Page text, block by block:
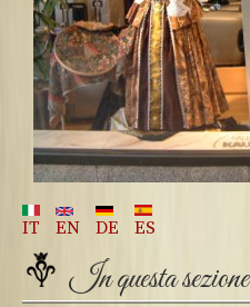
IT EN DE ES
In questa sezione